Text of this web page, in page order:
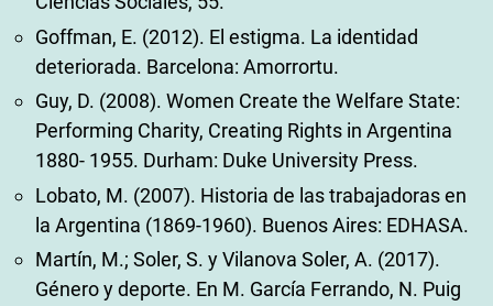
Goffman, E. (2012). El estigma. La identidad
deteriorada. Barcelona: Amorrortu.
Guy, D. (2008). Women Create the Welfare State:
Performing Charity, Creating Rights in Argentina
1880- 1955. Durham: Duke University Press.
Lobato, M. (2007). Historia de las trabajadoras en
la Argentina (1869-1960). Buenos Aires: EDHASA.
Martín, M.; Soler, S. y Vilanova Soler, A. (2017).
Género y deporte. En M. García Ferrando, N. Puig